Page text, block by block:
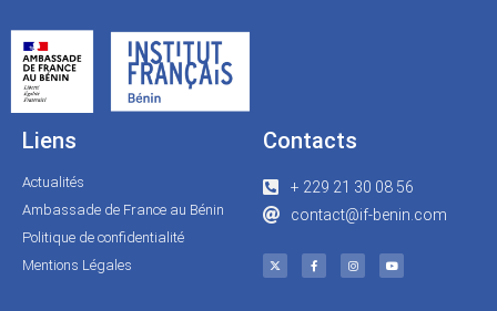
Liens
Actualités
Ambassade de France au Bénin
Politique de confidentialité
Mentions Légales
Contacts
+ 229 21 30 08 56
contact@if-benin.com